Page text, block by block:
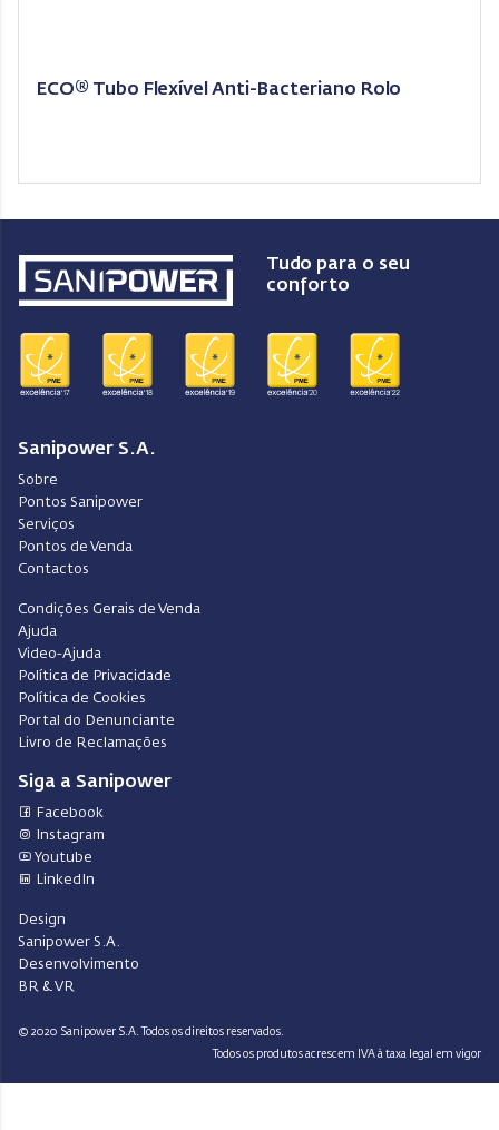
ECO® Tubo Flexível Anti-Bacteriano Rolo
Tudo para o seu
conforto
Sanipower S.A.
Sobre
Pontos Sanipower
Serviços
Pontos de Venda
Contactos
Condições Gerais de Venda
Ajuda
Video-Ajuda
Política de Privacidade
Política de Cookies
Portal do Denunciante
Livro de Reclamações
Siga a Sanipower
Facebook
Instagram
Youtube
LinkedIn
Design
Sanipower S.A.
Desenvolvimento
BR & VR
© 2020 Sanipower S.A. Todos os direitos reservados.
Todos os produtos acrescem IVA à taxa legal em vigor